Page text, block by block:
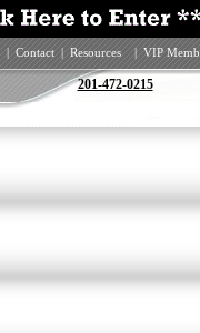
| Contact | Resources | VIP
201-472-0215